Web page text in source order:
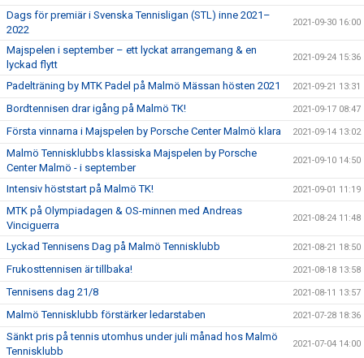
Dags för premiär i Svenska Tennisligan (STL) inne 2021–
2022
2021-09-30 16:00
Majspelen i september – ett lyckat arrangemang & en
lyckad flytt
2021-09-24 15:36
Padelträning by MTK Padel på Malmö Mässan hösten 2021 2021-09-21 13:31
Bordtennisen drar igång på Malmö TK! 2021-09-17 08:47
Första vinnarna i Majspelen by Porsche Center Malmö klara 2021-09-14 13:02
Malmö Tennisklubbs klassiska Majspelen by Porsche
Center Malmö - i september
2021-09-10 14:50
Intensiv höststart på Malmö TK! 2021-09-01 11:19
MTK på Olympiadagen & OS-minnen med Andreas
Vinciguerra
2021-08-24 11:48
Lyckad Tennisens Dag på Malmö Tennisklubb 2021-08-21 18:50
Frukosttennisen är tillbaka! 2021-08-18 13:58
Tennisens dag 21/8 2021-08-11 13:57
Malmö Tennisklubb förstärker ledarstaben 2021-07-28 18:36
Sänkt pris på tennis utomhus under juli månad hos Malmö
Tennisklubb
2021-07-04 14:00